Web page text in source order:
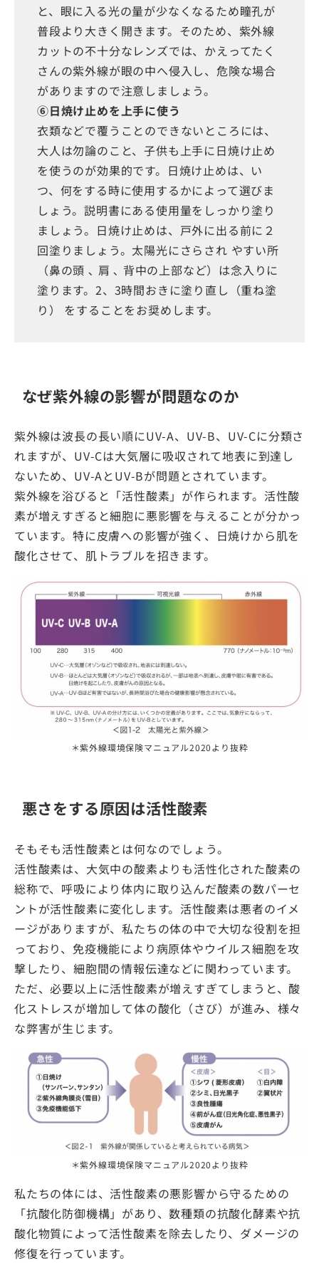
と、眼に入る光の量が少なくなるため瞳孔が
普段より大きく開きます。そのため、紫外線
カットの不十分なレンズでは、かえってたく
さんの紫外線が眼の中へ侵入し、危険な場合
がありますので注意しましょう。
⑥日焼け止めを上手に使う
衣類などで覆うことのできないところには、
大人は勿論のこと、子供も上手に日焼け止め
を使うのが効果的です。日焼け止めは、い
つ、何をする時に使用するかによって選びま
しょう。説明書にある使用量をしっかり塗り
ましょう。日焼け止めは、戸外に出る前に２
回塗りましょう。太陽光にさらされ やすい所
（鼻の頭 ､ 肩 ､ 背中の上部など）は念入りに
塗ります。2、3時間おきに塗り直し（重ね塗
り） をすることをお奨めします。
なぜ紫外線の影響が問題なのか
紫外線は波長の長い順にUV-A、UV-B、UV-Cに分類さ
れますが、UV-Cは大気層に吸収されて地表に到達し
ないため、UV-AとUV-Bが問題とされています。
紫外線を浴びると「活性酸素」が作られます。活性酸
素が増えすぎると細胞に悪影響を与えることが分かっ
ています。特に皮膚への影響が強く、日焼けから肌を
酸化させて、肌トラブルを招きます。
＊紫外線環境保険マニュアル2020より抜粋
悪さをする原因は活性酸素
そもそも活性酸素とは何なのでしょう。
活性酸素は、大気中の酸素よりも活性化された酸素の
総称で、呼吸により体内に取り込んだ酸素の数パーセ
ントが活性酸素に変化します。活性酸素は悪者のイメ
ージがありますが、私たちの体の中で大切な役割を担
っており、免疫機能により病原体やウイルス細胞を攻
撃したり、細胞間の情報伝達などに関わっています。
ただ、必要以上に活性酸素が増えすぎてしまうと、酸
化ストレスが増加して体の酸化（さび）が進み、様々
な弊害が生じます。
＊紫外線環境保険マニュアル2020より抜粋
私たちの体には、活性酸素の悪影響から守るための
「抗酸化防御機構」があり、数種類の抗酸化酵素や抗
酸化物質によって活性酸素を除去したり、ダメージの
修復を行っています。